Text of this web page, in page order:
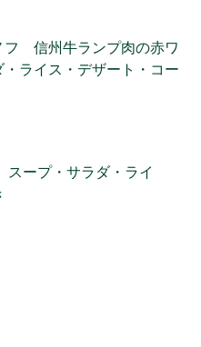
フ 信州牛ランプ肉の赤ワ
ライス・デザート・コー
ープ・サラダ・ライ